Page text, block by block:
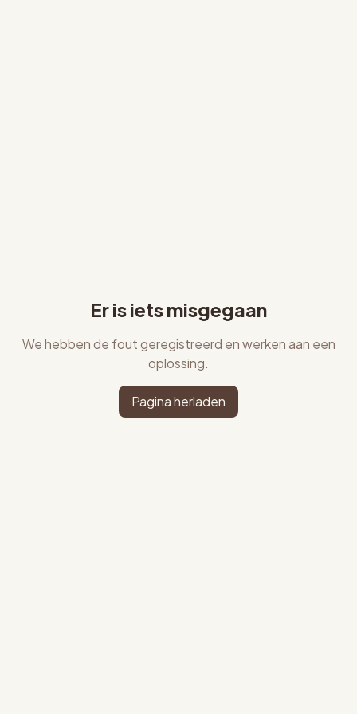
Er is iets misgegaan
We hebben de fout geregistreerd en werken aan een
oplossing.
Pagina herladen